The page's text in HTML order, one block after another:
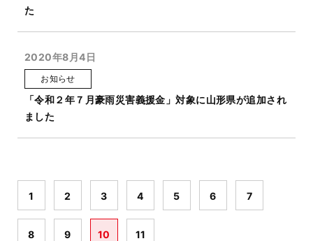
た
2020年8月4日
お知らせ
「令和２年７月豪雨災害義援金」対象に山形県が追加され
ました
1 2 3 4 5 6 7
8 9 10 11